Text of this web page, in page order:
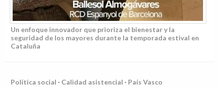
Un enfoque innovador que prioriza el bienestar y la
seguridad de los mayores durante la temporada estival en
Cataluña
Política social · Calidad asistencial · País Vasco